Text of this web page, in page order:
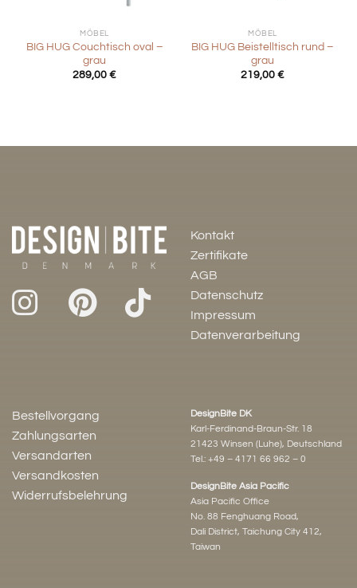
MÖBEL
BIG HUG Couchtisch oval –
grau
289,00 €
MÖBEL
BIG HUG Beistelltisch rund –
grau
219,00 €
Kontakt
Zertifikate
AGB
Datenschutz
Impressum
Datenverarbeitung
Bestellvorgang
Zahlungsarten
Versandarten
Versandkosten
Widerrufsbelehrung
DesignBite DK
Karl-Ferdinand-Braun-Str. 18
21423 Winsen (Luhe), Deutschland
Tel.: +49 – 4171 66 962 – 0
DesignBite Asia Pacific
Asia Pacific Office
No. 88 Fenghuang Road,
Dali District, Taichung City 412,
Taiwan